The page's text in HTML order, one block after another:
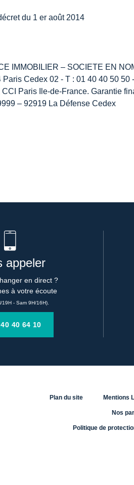
du 1 er août 2014
IMMOBILIER – SOCIETE EN
Cedex 02 - T : 01 40 40 50
Paris Ile-de-France. Garantie
– 92919 La Défense Cedex
appeler
en direct ?
à votre écoute
- Sam 9H/16H).
40 64 10
Plan du site Mentions
Nos
Politique de